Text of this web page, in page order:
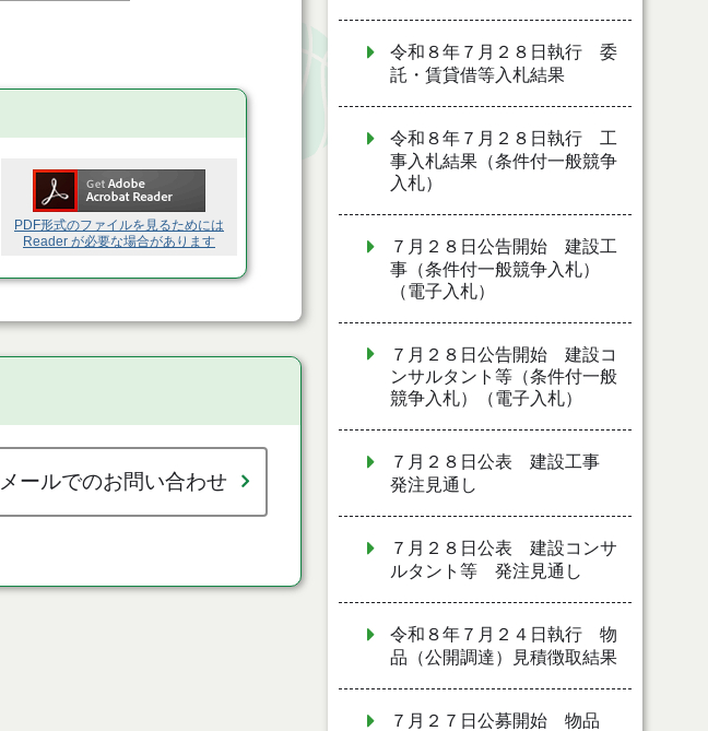
PDF形式のファイルを見るためには
Reader が必要な場合があります
メールでのお問い合わせ
令和８年７月２８日執行 委
託・賃貸借等入札結果
令和８年７月２８日執行 工
事入札結果（条件付一般競争
入札）
７月２８日公告開始 建設工
事（条件付一般競争入札）
（電子入札）
７月２８日公告開始 建設コ
ンサルタント等（条件付一般
競争入札）（電子入札）
７月２８日公表 建設工事
発注見通し
７月２８日公表 建設コンサ
ルタント等 発注見通し
令和８年７月２４日執行 物
品（公開調達）見積徴取結果
７月２７日公募開始 物品